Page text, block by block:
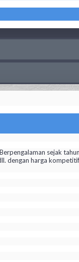
sejak
dengan harga